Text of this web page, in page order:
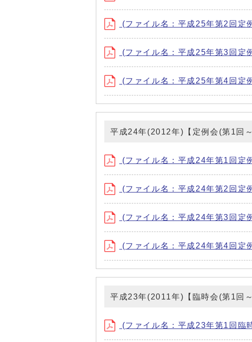
(ファイル名：平成25年第2回
(ファイル名：平成25年第3回
(ファイル名：平成25年第4回
平成24年(2012年)【定例会(第1回
(ファイル名：平成24年第1回定
(ファイル名：平成24年第2回
(ファイル名：平成24年第3回
(ファイル名：平成24年第4回
平成23年(2011年)【臨時会(第1回
(ファイル名：平成23年第1回